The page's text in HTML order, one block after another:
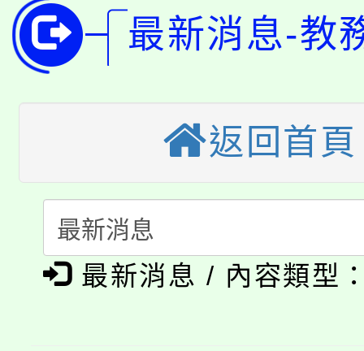
開!
115年桃園市運動會8/
田徑場及游泳池舉行。
桃園市低收入戶享有免
視費優惠，中低收入戶
半價優惠，詳情可洽有
者。
大園自造教育及科技中
份教師增能研習
大溪自造教育及科技
份教師研習
淨零綠生活教案入校路
會
115年食農教育專業人
程
「本色祭」8/29、30在
最新消息-教
返回首頁
最新消息 / 內容類型